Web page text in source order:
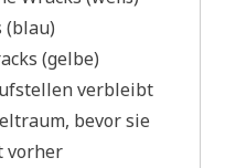
(blau)
(gelbe)
verbleibt
bevor sie
vorher